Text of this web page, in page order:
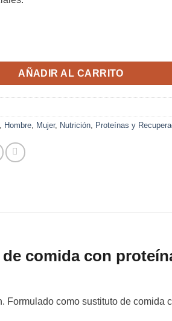
Chocolate Doppelherz® Sustituto de
AÑADIR AL CARRITO
, Hombre, Mujer, Nutrición, Proteínas y
comida con
Formulado como sustituto de comida